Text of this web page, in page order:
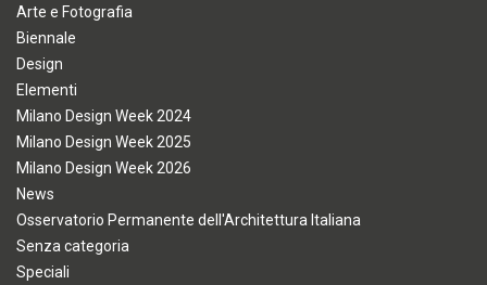
Arte e Fotografia
Biennale
Design
Elementi
Milano Design Week 2024
Milano Design Week 2025
Milano Design Week 2026
News
Osservatorio Permanente dell'Architettura Italiana
Senza categoria
Speciali